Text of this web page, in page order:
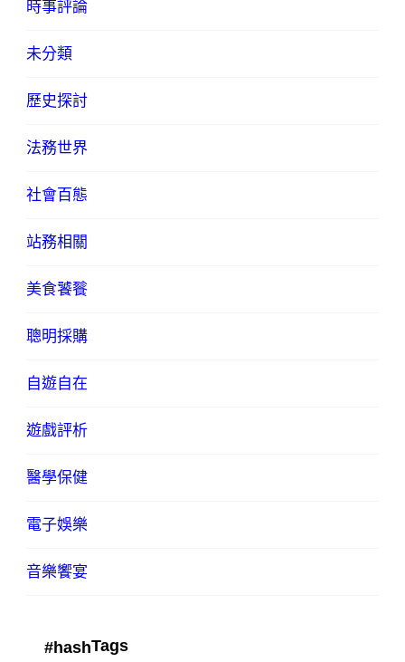
時事評論
未分類
歷史探討
法務世界
社會百態
站務相關
美食饕餮
聰明採購
自遊自在
遊戲評析
醫學保健
電子娛樂
音樂饗宴
#hashTags